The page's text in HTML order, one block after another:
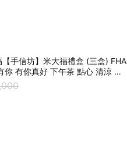
【手信坊】米大福禮盒 (三盒) FHA
有你真好 下午茶 點心 清涼 降
子 美味分享 伴手禮 送禮推薦